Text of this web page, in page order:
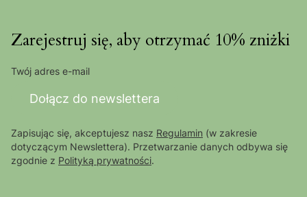
Zarejestruj się, aby otrzymać 10% zniżki
Twój adres e-mail
Dołącz do newslettera
Zapisując się, akceptujesz nasz Regulamin (w zakresie
dotyczącym Newslettera). Przetwarzanie danych odbywa się
zgodnie z Polityką prywatności.